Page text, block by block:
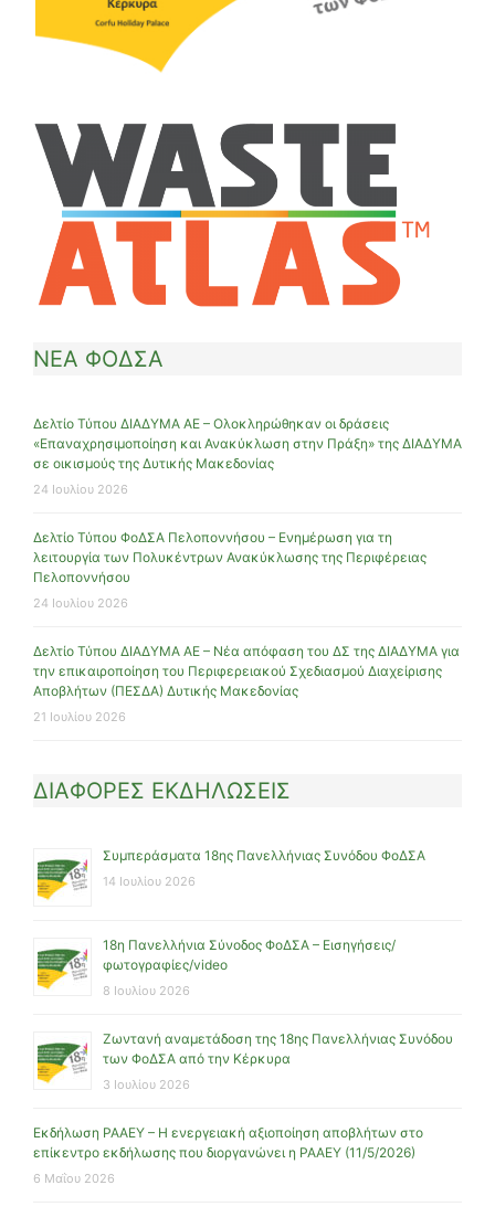
ΝΕΑ ΦΟΔΣΑ
Δελτίο Τύπου ΔΙΑΔΥΜΑ ΑΕ – Ολοκληρώθηκαν οι δράσεις
«Επαναχρησιμοποίηση και Ανακύκλωση στην Πράξη» της ΔΙΑΔΥΜΑ
σε οικισμούς της Δυτικής Μακεδονίας
24 Ιουλίου 2026
Δελτίο Τύπου ΦοΔΣΑ Πελοποννήσου – Ενημέρωση για τη
λειτουργία των Πολυκέντρων Ανακύκλωσης της Περιφέρειας
Πελοποννήσου
24 Ιουλίου 2026
Δελτίο Τύπου ΔΙΑΔΥΜΑ ΑΕ – Νέα απόφαση του ΔΣ της ΔΙΑΔΥΜΑ για
την επικαιροποίηση του Περιφερειακού Σχεδιασμού Διαχείρισης
Αποβλήτων (ΠΕΣΔΑ) Δυτικής Μακεδονίας
21 Ιουλίου 2026
ΔΙΑΦΟΡΕΣ ΕΚΔΗΛΩΣΕΙΣ
Συμπεράσματα 18ης Πανελλήνιας Συνόδου ΦοΔΣΑ
14 Ιουλίου 2026
18η Πανελλήνια Σύνοδος ΦοΔΣΑ – Εισηγήσεις/
φωτογραφίες/video
8 Ιουλίου 2026
Ζωντανή αναμετάδοση της 18ης Πανελλήνιας Συνόδου
των ΦοΔΣΑ από την Κέρκυρα
3 Ιουλίου 2026
Εκδήλωση ΡΑΑΕΥ – Η ενεργειακή αξιοποίηση αποβλήτων στο
επίκεντρο εκδήλωσης που διοργανώνει η ΡΑΑΕΥ (11/5/2026)
6 Μαΐου 2026